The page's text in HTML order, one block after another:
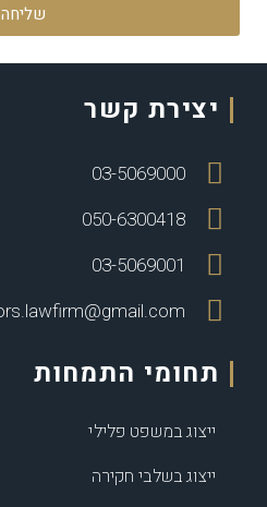
שליחה
יצירת קשר
03-5069000
050-6300418
03-5069001
תחומי התמחות
ייצוג במשפט פלילי
ייצוג בשלבי חקירה